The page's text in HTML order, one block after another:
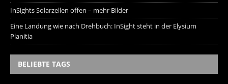
InSights Solarzellen offen – mehr Bilder
Eine Landung wie nach Drehbuch: InSight steht in der Elysium
Planitia
BELIEBTE TAGS